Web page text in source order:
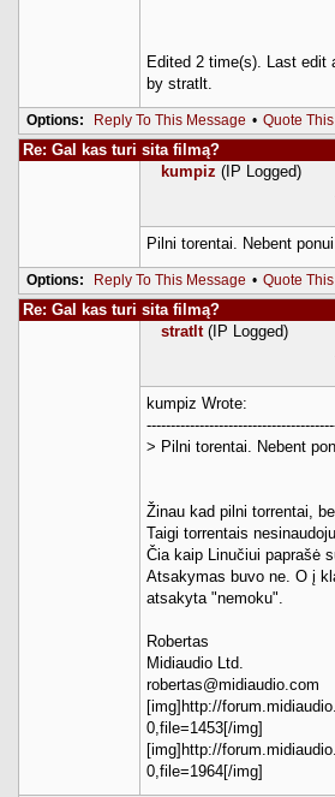
Edited 2 time(s). Last edit
by stratlt.
Options: Reply To This Message • Quote
Re: Gal kas turi sita filmą?
kumpiz (IP Logged)
Pilni torentai. Nebent
Options: Reply To This Message • Quote
Re: Gal kas turi sita filmą?
stratlt (IP Logged)
kumpiz Wrote:
> Pilni torentai. Nebent
Žinau kad pilni torrentai,
Taigi torrentais nesinaudoju.
Čia kaip Linučiui paprašė
Atsakymas buvo ne. O į
atsakyta "nemoku".
Robertas
Midiaudio Ltd.
robertas@midiaudio.com
[img]http://
0,file=1453[/img]
[img]http://
0,file=1964[/img]